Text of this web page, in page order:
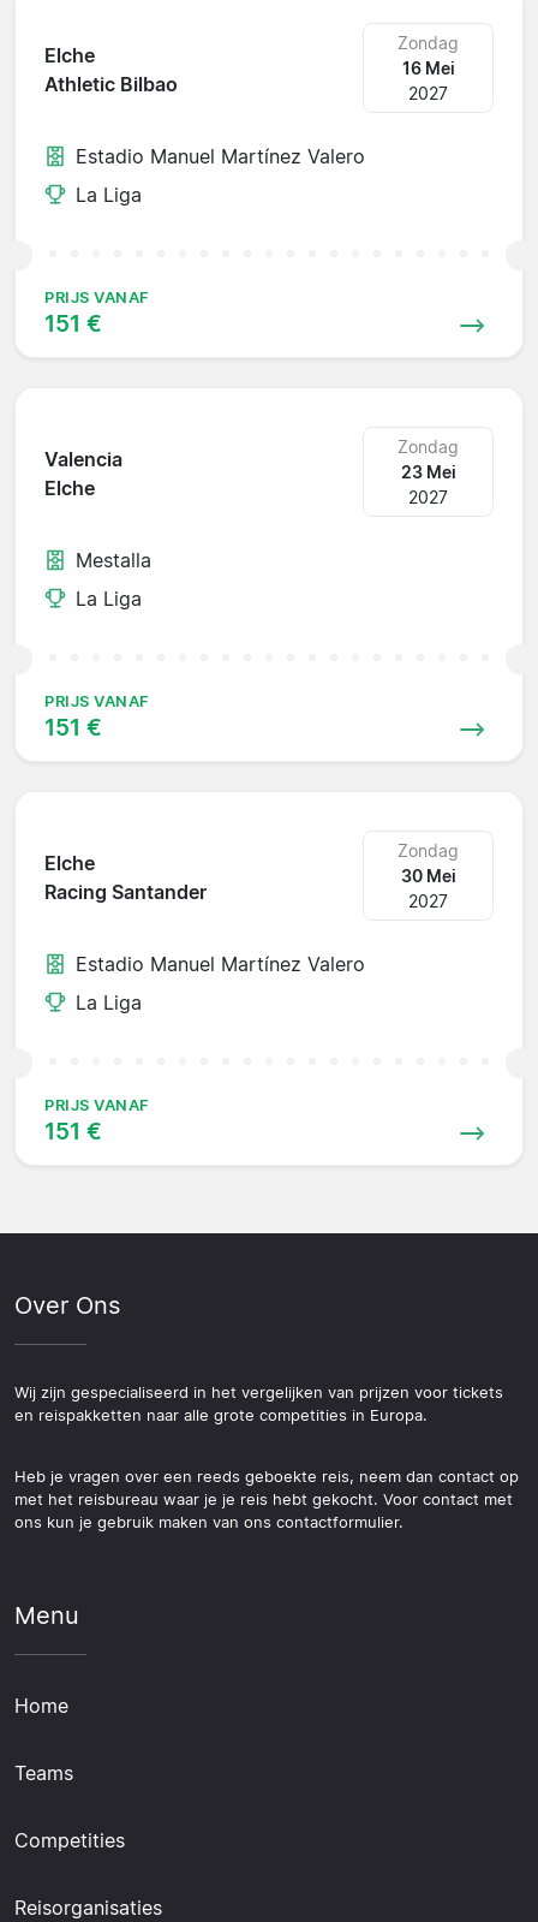
Elche
Athletic Bilbao
Zondag
16 Mei
2027
Estadio Manuel Martínez Valero
La Liga
PRIJS VANAF
151 €
Valencia
Elche
Zondag
23 Mei
2027
Mestalla
La Liga
PRIJS VANAF
151 €
Elche
Racing Santander
Zondag
30 Mei
2027
Estadio Manuel Martínez Valero
La Liga
PRIJS VANAF
151 €
Over Ons
Wij zijn gespecialiseerd in het vergelijken van prijzen voor tickets
en reispakketten naar alle grote competities in Europa.
Heb je vragen over een reeds geboekte reis, neem dan contact op
met het reisbureau waar je je reis hebt gekocht. Voor contact met
ons kun je gebruik maken van ons contactformulier.
Menu
Home
Teams
Competities
Reisorganisaties